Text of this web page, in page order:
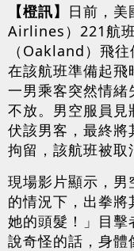
【橙訊】 日前，
Airlines）221航
（Oakland）飛
在該航班準備起飛
一男乘客突然情緒
不放。男空服員見
伏該男客，最終
拘留，該航班被取
現場影片顯示，男
的情況下，出拳
她的頭髮！」目擊
說奇怪的話，身體